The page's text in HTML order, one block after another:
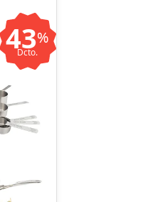
43%
Dcto.